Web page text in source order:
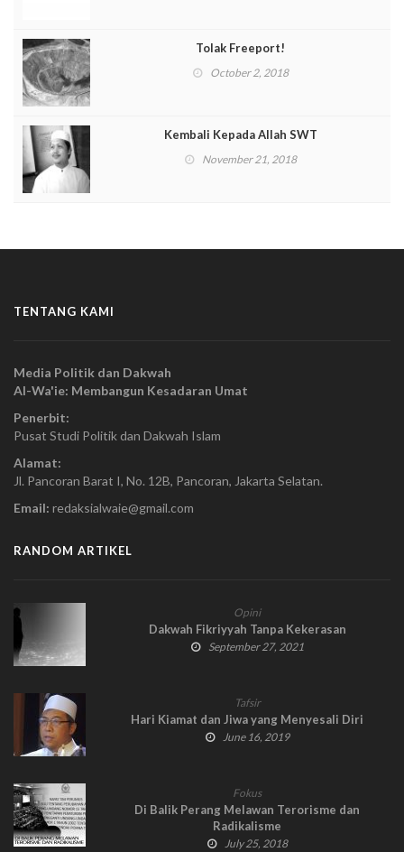
Tolak Freeport!
October 2, 2018
Kembali Kepada Allah SWT
November 21, 2018
TENTANG KAMI
Media Politik dan Dakwah
Al-Wa'ie: Membangun Kesadaran Umat
Penerbit:
Pusat Studi Politik dan Dakwah Islam
Alamat:
Jl. Pancoran Barat I, No. 12B, Pancoran, Jakarta Selatan.
Email: redaksialwaie@gmail.com
RANDOM ARTIKEL
Opini
Dakwah Fikriyyah Tanpa Kekerasan
September 27, 2021
Tafsir
Hari Kiamat dan Jiwa yang Menyesali Diri
June 16, 2019
Fokus
Di Balik Perang Melawan Terorisme dan
Radikalisme
July 25, 2018